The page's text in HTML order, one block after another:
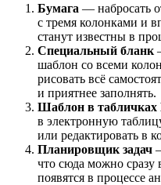
Бумага — набросать
с тремя колонками и
станут известны в
Специальный бланк
шаблон со всеми
рисовать всё
и приятнее заполнять.
Шаблон в табличках
в электронную
или редактировать в
Планировщик задач
что сюда можно сразу
появятся в процессе